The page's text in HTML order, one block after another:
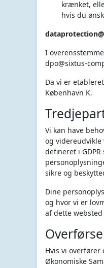
krænket,
hvis du
I
dpo@sixtus-
Da vi er
København K.
Vi kan have
og
defineret i
sikre og
Dine
og hvor vi er
af dette
Hvis vi
Økonomiske